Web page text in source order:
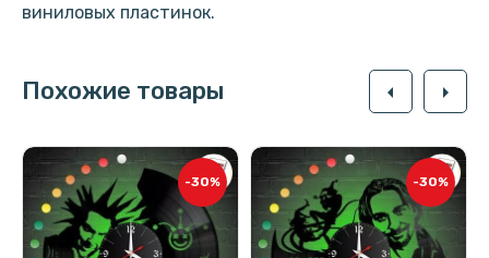
виниловых пластинок.
Похожие товары arrow_left arrow_right
-30% -30%